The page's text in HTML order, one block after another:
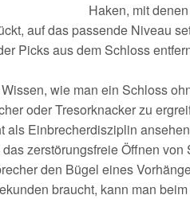
Haken, mit
auf das passende Niveau
Picks aus dem Schloss
wie man ein Schloss
oder Tresorknacker zu
als Einbrecherdisziplin
zerstörungsfreie Öffnen
den Bügel eines
braucht, kann man